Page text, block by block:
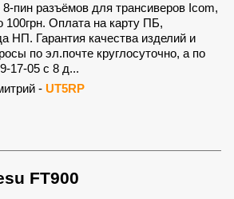
пин разъёмов для трансиверов Icom,
100грн. Оплата на карту ПБ,
НП. Гарантия качества изделий и
по эл.почте круглосуточно, а по
17-05 с 8 д...
- UT5RP
FT900